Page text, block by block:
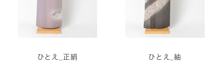
ひとえ_正絹 ひとえ_紬